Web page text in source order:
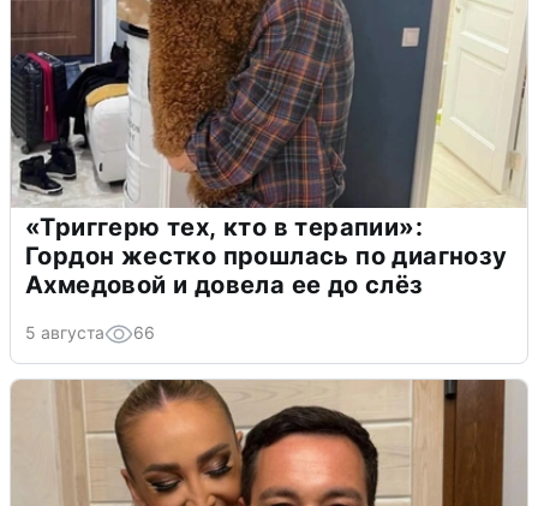
«Триггерю тех, кто в терапии»:
Гордон жестко прошлась по диагнозу
Ахмедовой и довела ее до слёз
5 августа 66